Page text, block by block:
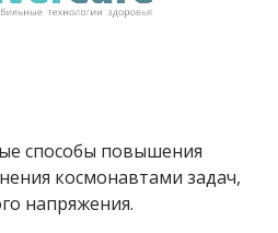
способы повышения
космонавтами задач,
напряжения.